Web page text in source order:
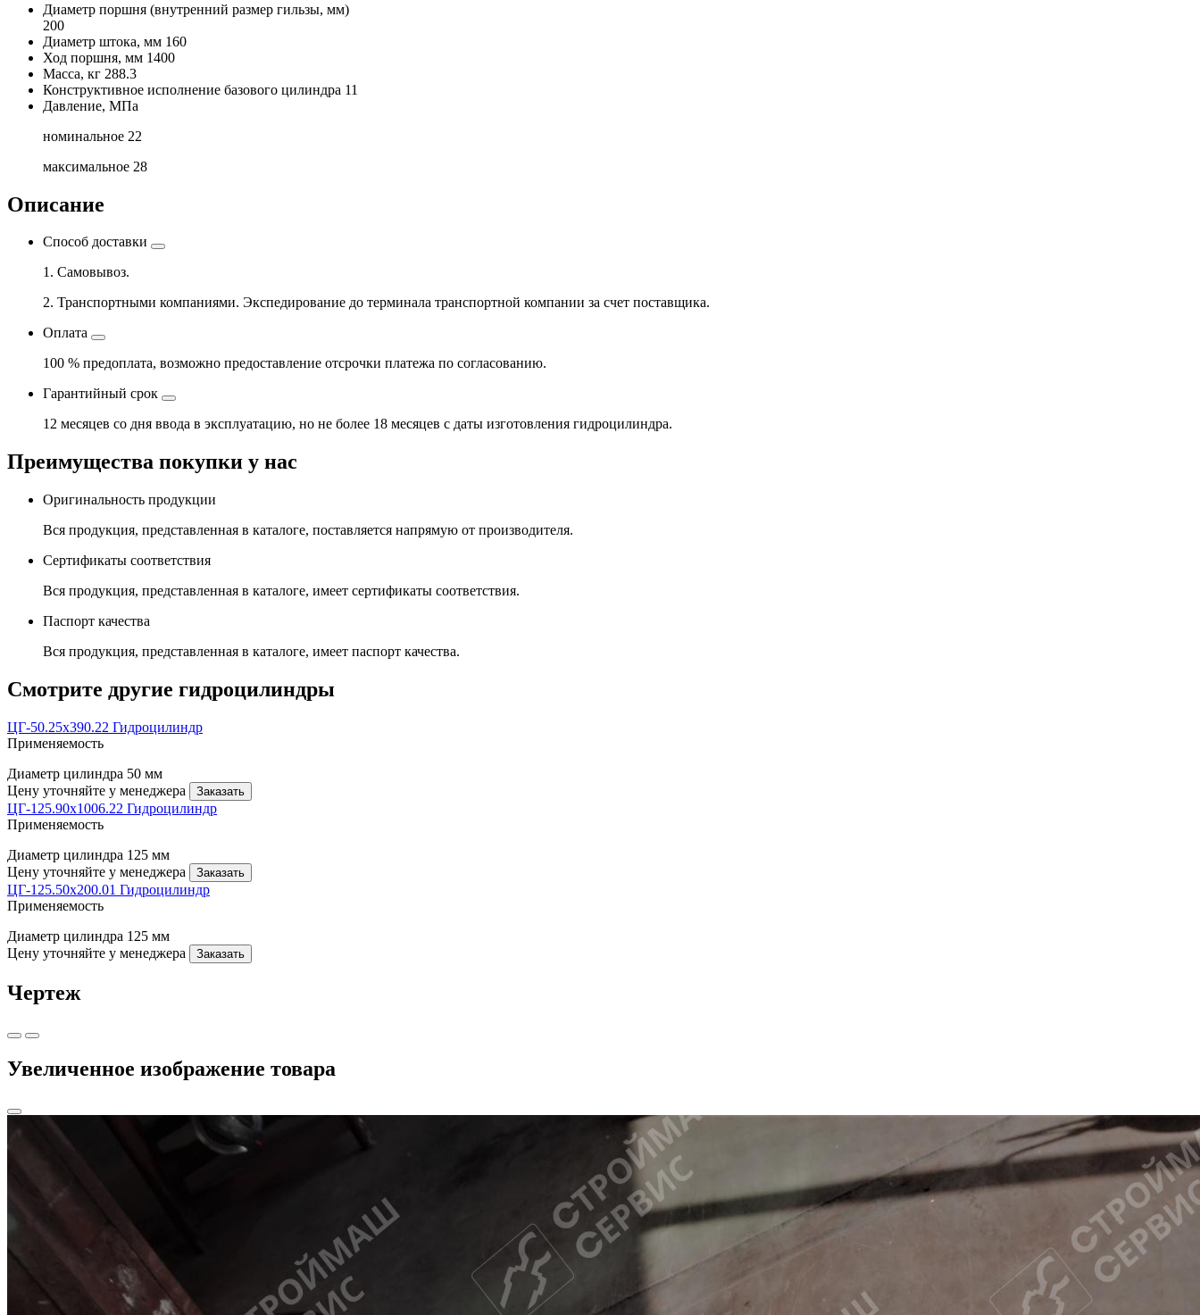
Диаметр поршня (внутренний размер гильзы, мм)
200
Диаметр штока, мм 160
Ход поршня, мм 1400
Масса, кг 288.3
Конструктивное исполнение базового цилиндра 11
Давление, МПа
номинальное 22
максимальное 28
Описание
Способ доставки
1. Самовывоз.
2. Транспортными компаниями. Экспедирование до терминала транспортной компании за счет поставщика.
Оплата
100 % предоплата, возможно предоставление отсрочки платежа по согласованию.
Гарантийный срок
12 месяцев со дня ввода в эксплуатацию, но не более 18 месяцев с даты изготовления гидроцилиндра.
Преимущества покупки у нас
Оригинальность продукции
Вся продукция, представленная в каталоге, поставляется напрямую от производителя.
Сертификаты соответствия
Вся продукция, представленная в каталоге, имеет сертификаты соответствия.
Паспорт качества
Вся продукция, представленная в каталоге, имеет паспорт качества.
Смотрите другие гидроцилиндры
ЦГ-50.25х390.22 Гидроцилиндр
Применяемость
Диаметр цилиндра 50 мм
Цену уточняйте у менеджера
Заказать
ЦГ-125.90х1006.22 Гидроцилиндр
Применяемость
Диаметр цилиндра 125 мм
Цену уточняйте у менеджера
Заказать
ЦГ-125.50х200.01 Гидроцилиндр
Применяемость
Диаметр цилиндра 125 мм
Цену уточняйте у менеджера
Заказать
Чертеж
Увеличенное изображение товара